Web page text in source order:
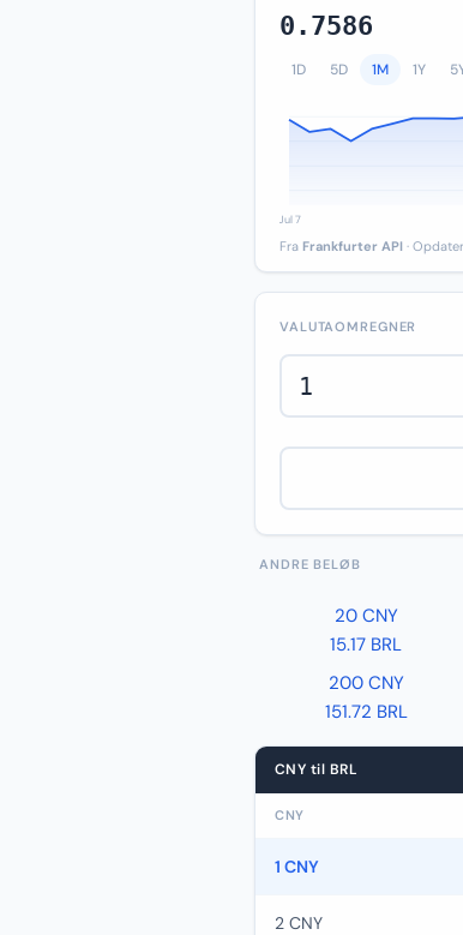
0.7586
1D 5D 1M 1Y
Fra Frankfurter API ·
VALUTAOMREGNER
ANDRE BELØB
20 CNY
15.17 BRL
200 CNY
151.72 BRL
CNY til BRL
CNY
1 CNY
2 CNY